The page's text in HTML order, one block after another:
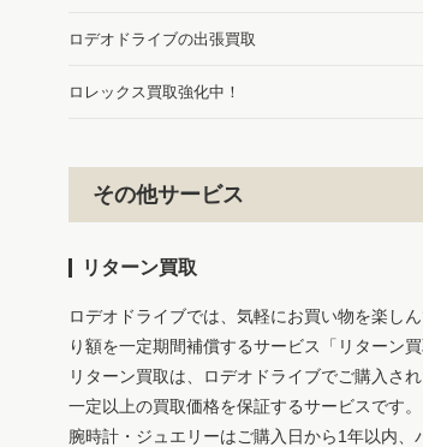
ロデオドライブの出張買取
ロレックス買取強化中！
その他サービス
リターン買取
ロデオドライブでは、気軽にお買い物を楽し
り額を一定期間補償するサービス「リターン
リターン買取は、ロデオドライブでご購入さ
一定以上の買取価格を保証するサービスです。
腕時計・ジュエリーはご購入日から1年以内